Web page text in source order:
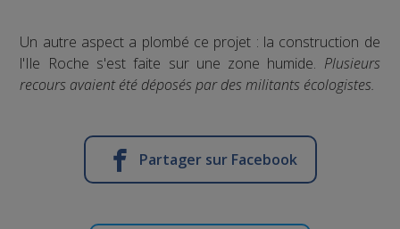
Un autre aspect a plombé ce projet : la construction de
l'Ile Roche s'est faite sur une zone humide. Plusieurs
recours avaient été déposés par des militants écologistes.
Partager sur Facebook